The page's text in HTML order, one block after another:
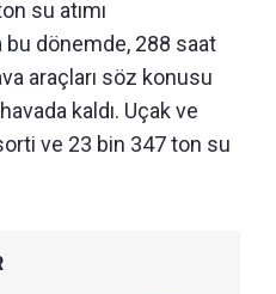
su atımı
bu dönemde, 288 saat
araçları söz konusu
kaldı. Uçak ve
ve 23 bin 347 ton su